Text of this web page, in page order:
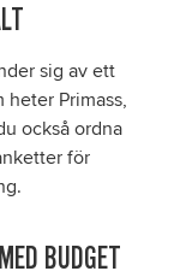
sig av ett
Primass,
också ordna
för
BUDGET